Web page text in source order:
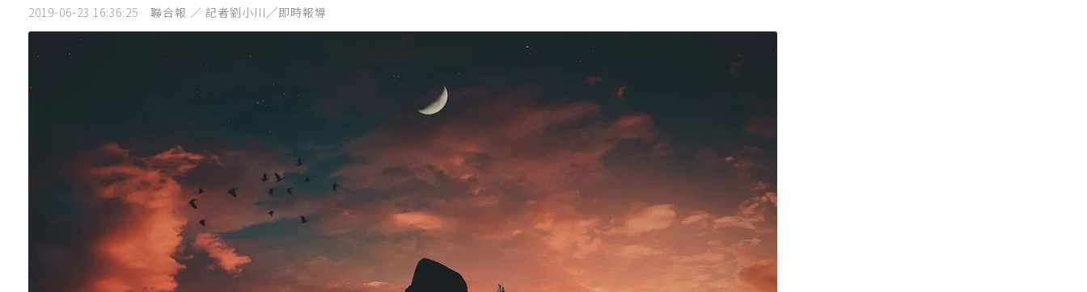
2019-06-23 16:36:25 聯合報 ／ 記者劉小川╱即時報導